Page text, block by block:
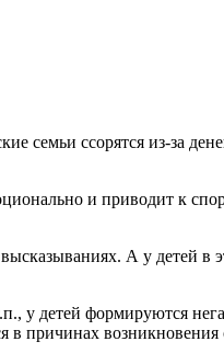
семьи ссорятся из-за
и приводит к
А у детей в
у детей формируются
причинах возникновения